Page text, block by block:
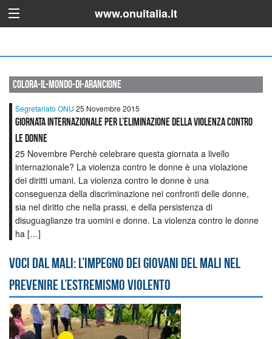
www.onuitalia.it
colora-il-mondo-di-arancione
Segretariato ONU 25 Novembre 2015
GIORNATA INTERNAZIONALE PER L’ELIMINAZIONE DELLA VIOLENZA CONTRO
LE DONNE
25 Novembre Perchè celebrare questa giornata a livello
internazionale? La violenza contro le donne è una violazione
dei diritti umani. La violenza contro le donne è una
conseguenza della discriminazione nei confronti delle donne,
sia nel diritto che nella prassi, e della persistenza di
disuguaglianze tra uomini e donne. La violenza contro le donne
ha […]
Voci dal Mali: l’impegno dei giovani del Mali nel
prevenire l’estremismo violento